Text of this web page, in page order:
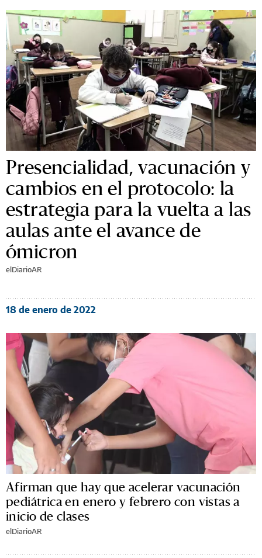
Presencialidad, vacunación y
cambios en el protocolo: la
estrategia para la vuelta a las
aulas ante el avance de
ómicron
elDiarioAR
18 de enero de 2022
Afirman que hay que acelerar vacunación
pediátrica en enero y febrero con vistas a
inicio de clases
elDiarioAR